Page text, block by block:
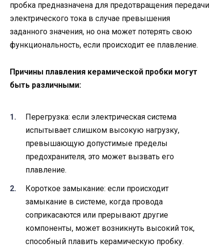
пробка предназначена для предотвращения передачи
электрического тока в случае превышения
заданного значения, но она может потерять свою
функциональность, если происходит ее плавление.
Причины плавления керамической пробки могут
быть различными:
Перегрузка: если электрическая система
испытывает слишком высокую нагрузку,
превышающую допустимые пределы
предохранителя, это может вызвать его
плавление.
Короткое замыкание: если происходит
замыкание в системе, когда провода
соприкасаются или прерывают другие
компоненты, может возникнуть высокий ток,
способный плавить керамическую пробку.